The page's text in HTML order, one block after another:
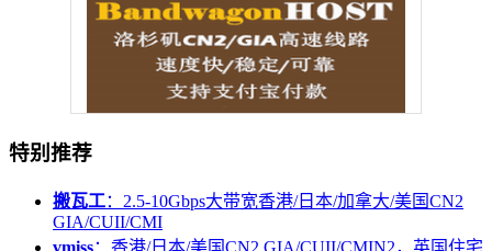
特别推荐
搬瓦工：2.5-10Gbps大带宽香港/日本/加拿大/美国CN2
GIA/CUII/CMI
vmiss：香港/日本/美国CN2 GIA/CUII/CMIN2，英国住宅